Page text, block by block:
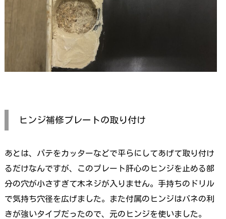
ヒンジ補修プレートの取り付け
あとは、パテをカッターなどで平らにしてあげて取り付け
るだけなんですが、このプレート肝心のヒンジを止める部
分の穴が小さすぎて木ネジが入りません。手持ちのドリル
で気持ち穴径を広げました。また付属のヒンジはバネの利
きが強いタイプだったので、元のヒンジを使いました。